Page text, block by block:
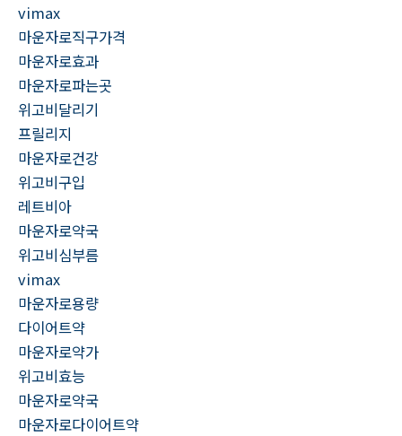
vimax
마운자로직구가격
마운자로효과
마운자로파는곳
위고비달리기
프릴리지
마운자로건강
위고비구입
레트비아
마운자로약국
위고비심부름
vimax
마운자로용량
다이어트약
마운자로약가
위고비효능
마운자로약국
마운자로다이어트약